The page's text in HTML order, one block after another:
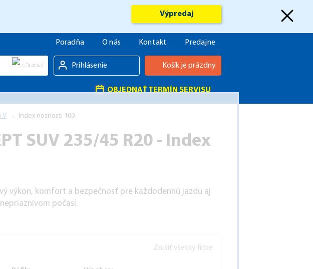
Výpredaj
Košík je prázdny
Prihlásenie
Poradňa O nás Kontakt Predajne
OBJEDNAŤ TERMÍN SERVISU
V Index nosnosti 100
SUV 235/45 R20 - Index
výkon, komfort a bezpečnosť pre každodennú jazdu aj
počasí.
Zrušiť všetky filtre